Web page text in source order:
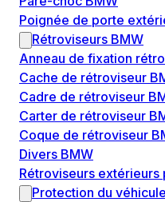
Poignée de porte
Rétroviseurs BMW
Anneau de fixation
Cache de rétroviseur
Cadre de rétroviseur
Carter de rétroviseur
Coque de rétroviseur
Divers BMW
Rétroviseurs
Protection du